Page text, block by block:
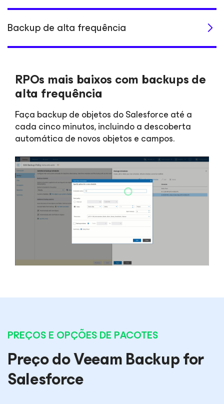
Backup de alta frequência
RPOs mais baixos com backups de
alta frequência
Faça backup de objetos do Salesforce até a
cada cinco minutos, incluindo a descoberta
automática de novos objetos e campos.
PREÇOS E OPÇÕES DE PACOTES
Preço do Veeam Backupfor
Salesforce